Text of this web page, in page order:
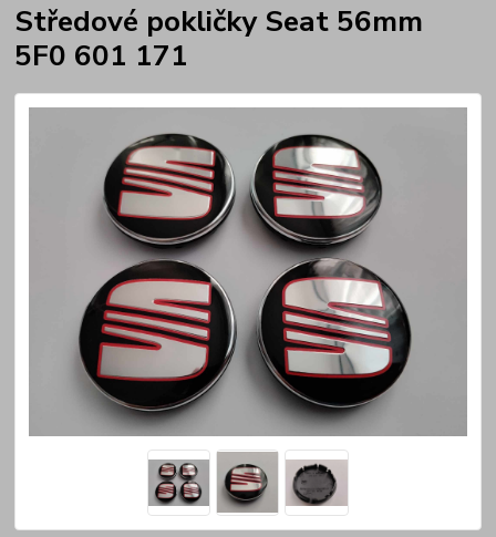
Středové pokličky Seat 56mm
5F0 601 171